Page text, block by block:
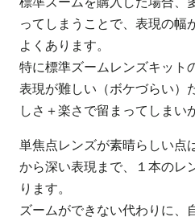
ってしまうことで、表現の幅
よくあります。
特に標準ズームレンズキット
表現が難しい（ボケづらい）
しさ＋楽さで留まってしまい
単焦点レンズが素晴らしい点
から深い表現まで、１本のレ
ります。
ズームができない代わりに、